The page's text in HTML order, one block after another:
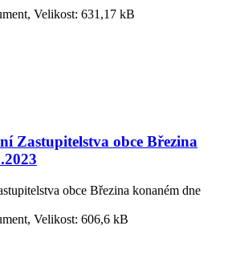
Velikost: 631,17 kB
Zastupitelstva obce Březina
obce Březina konaném dne
Velikost: 606,6 kB